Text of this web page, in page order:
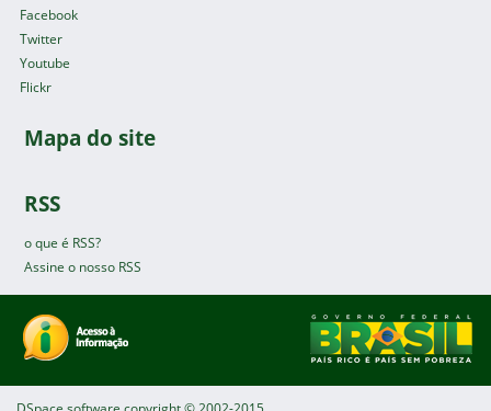
Facebook
Twitter
Youtube
Flickr
Mapa do site
RSS
o que é RSS?
Assine o nosso RSS